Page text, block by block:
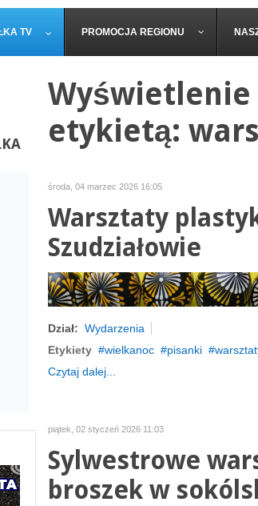
TV PROMOCJA REGIONU
Wyświetlenie
etykietą:
środa, 04 marzec 2026 16:05
Warsztaty
Szudziałowie
Dział: Wydarzenia
Etykiety
wielkanoc pisanki
Czytaj dalej...
piątek, 02 styczeń 2026 11:03
Sylwestrowe
broszek w